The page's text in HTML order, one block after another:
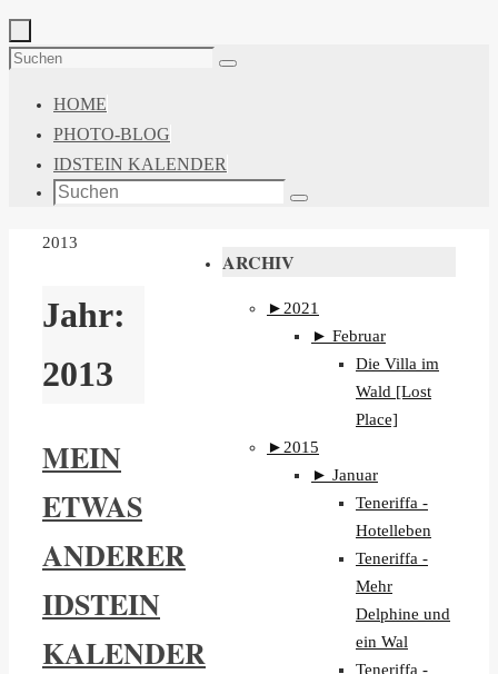
ZUM
SPRINGEN
Suchen
Suchen
HOME
PHOTO-BLOG
IDSTEIN KALENDER
Suchen
Suchen
START
2013
Jahr:
2013
MEIN
ETWAS
ANDERER
IDSTEIN
KALENDER
ARCHIV
► 2021
► Februar
Die Villa im
Wald [Lost
Place]
► 2015
► Januar
Teneriffa -
Hotelleben
Teneriffa -
Mehr
Delphine und
ein Wal
Teneriffa -